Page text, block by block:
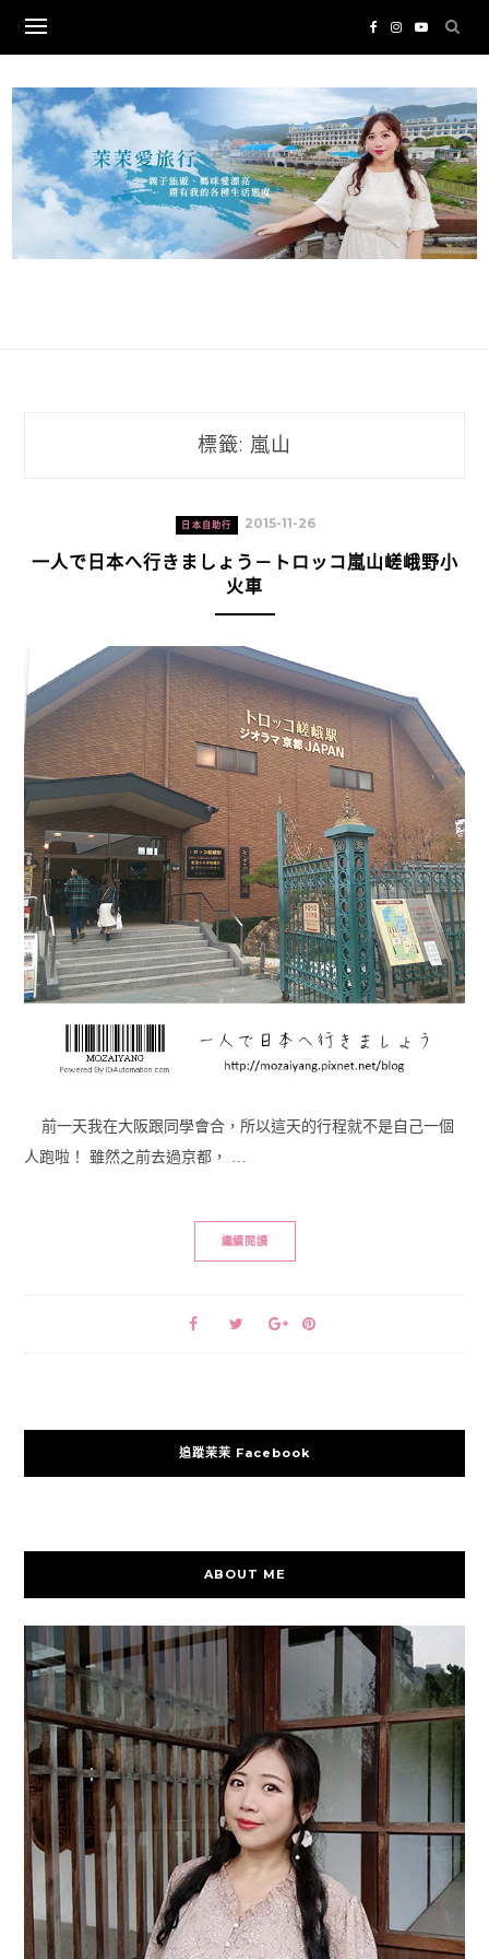
content
標籤: 嵐山
日本自助行 2015-11-26
一人で日本へ行きましょう－トロッコ嵐山嵯峨野小
火車
前一天我在大阪跟同學會合，所以這天的行程就不是自己一個
人跑啦！ 雖然之前去過京都， …
繼續閱讀
追蹤茉茉 Facebook
ABOUT ME